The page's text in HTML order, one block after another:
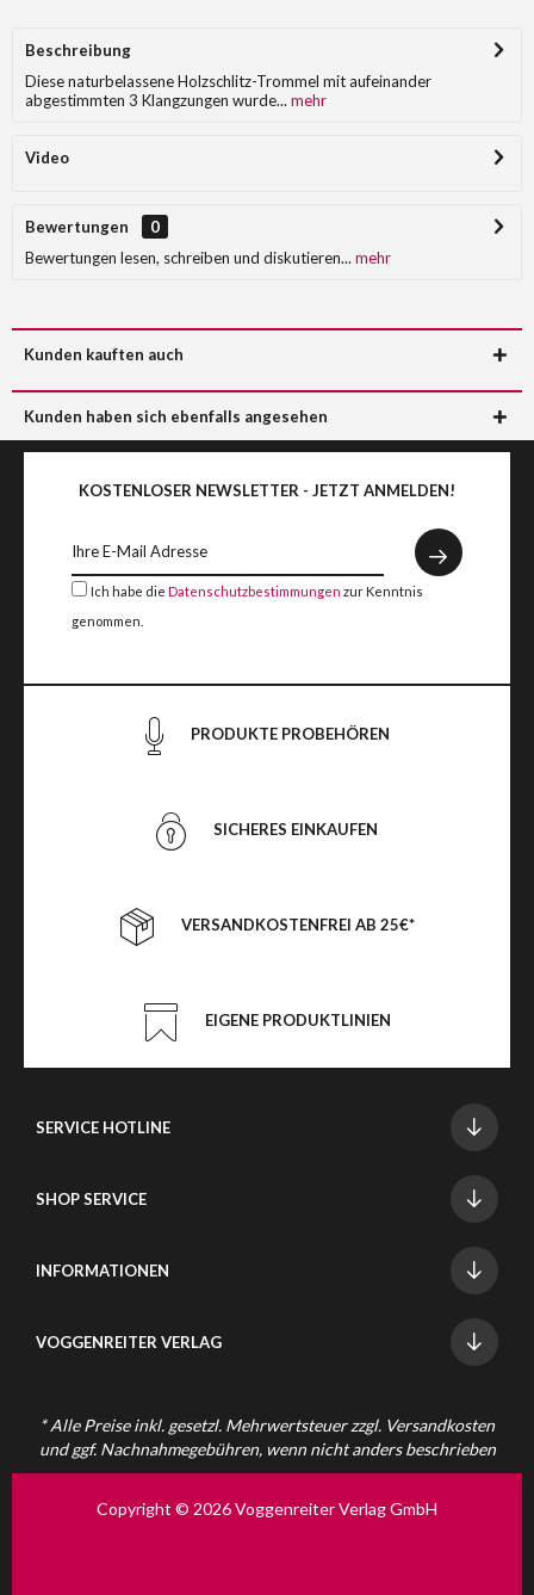
Beschreibung
Diese naturbelassene Holzschlitz-Trommel mit aufeinander
abgestimmten 3 Klangzungen wurde... mehr
Video
Bewertungen
0
Bewertungen lesen, schreiben und diskutieren... mehr
Kunden kauften auch
Kunden haben sich ebenfalls angesehen
KOSTENLOSER NEWSLETTER - JETZT ANMELDEN!
Ich habe die Datenschutzbestimmungen zur Kenntnis
genommen.
PRODUKTE PROBEHÖREN
SICHERES EINKAUFEN
VERSANDKOSTENFREI AB 25€*
EIGENE PRODUKTLINIEN
SERVICE HOTLINE
SHOP SERVICE
INFORMATIONEN
VOGGENREITER VERLAG
* Alle Preise inkl. gesetzl. Mehrwertsteuer zzgl. Versandkosten
und ggf. Nachnahmegebühren, wenn nicht anders beschrieben
Copyright © 2026 Voggenreiter Verlag GmbH